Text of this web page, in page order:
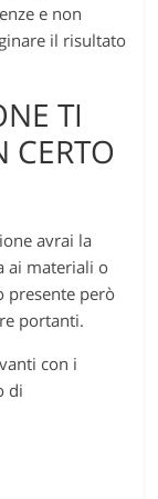
e non
il risultato
TI
CERTO
avrai la
ai materiali o
presente però
portanti.
con i
di